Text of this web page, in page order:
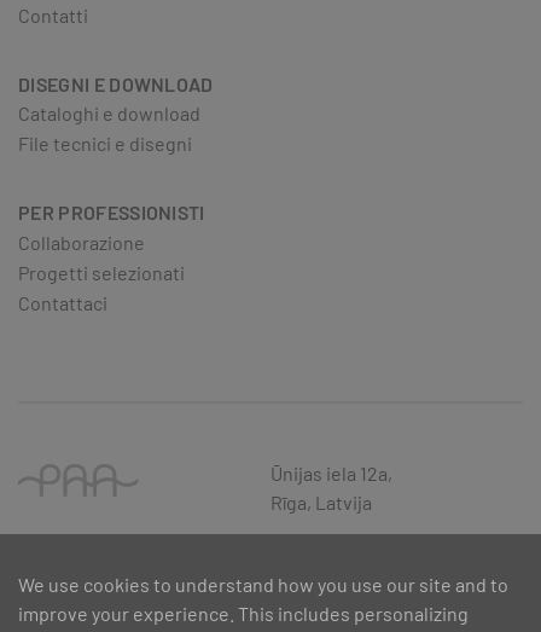
Contatti
DISEGNI E DOWNLOAD
Cataloghi e download
File tecnici e disegni
PER PROFESSIONISTI
Collaborazione
Progetti selezionati
Contattaci
Ūnijas iela 12a,
Rīga, Latvija
We use cookies to understand how you use our site and to
improve your experience. This includes personalizing